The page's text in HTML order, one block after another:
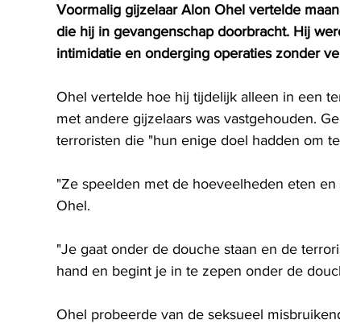
Voormalig gijzelaar Alon Ohel vertelde
die hij in gevangenschap doorbracht. Hij
intimidatie en onderging operaties zonder
Ohel vertelde hoe hij tijdelijk alleen in een
met andere gijzelaars was vastgehouden.
terroristen die "hun enige doel hadden om
"Ze speelden met de hoeveelheden eten
Ohel.
"Je gaat onder de douche staan ​​en de
hand en begint je in te zepen onder de
Ohel probeerde van de seksueel